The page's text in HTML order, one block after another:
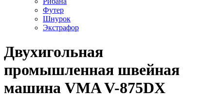
Футер
Шнурок
Экстрафор
Двухигольная
промышленная швейная
машина VMA V-875DX